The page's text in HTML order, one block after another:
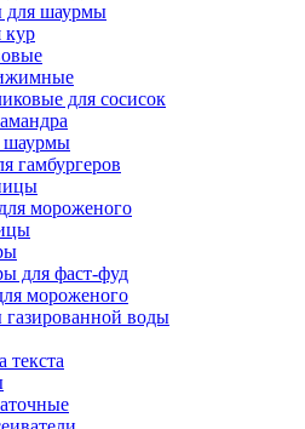
для шаурмы
кур
для сосисок
шаурмы
гамбургеров
мороженого
для фаст-фуд
мороженого
воды
текста